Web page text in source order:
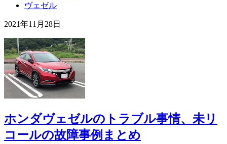
ヴェゼル
2021年11月28日
ホンダヴェゼルのトラブル事情、未リ
コールの故障事例まとめ